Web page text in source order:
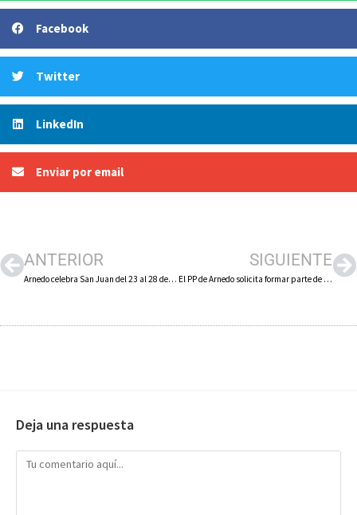
Facebook
Twitter
LinkedIn
Enviar por email
ANTERIOR
Arnedo celebra San Juan del 23 al 28 de junio con chocolate, verbena y la romería a la explanada de Vico
SIGUIENTE
El PP de Arnedo solicita formar parte de la Mesa de Trabajo del Sector del Mueble
Deja una respuesta